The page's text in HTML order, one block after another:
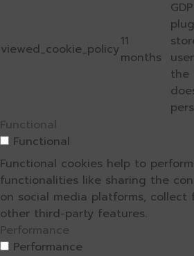
viewed_cookie_policy11
months
the
Functional
Functional
Functional cookies help to
functionalities like sharing the
on social media platforms, collect
other third-party features.
Performance
Performance